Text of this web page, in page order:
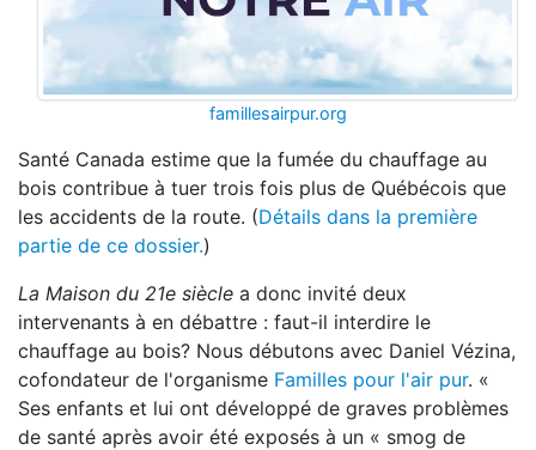
famillesairpur.org
Santé Canada estime que la fumée du chauffage au
bois contribue à tuer trois fois plus de Québécois que
les accidents de la route. (Détails dans la première
partie de ce dossier.)
La Maison du 21e siècle a donc invité deux
intervenants à en débattre : faut-il interdire le
chauffage au bois? Nous débutons avec Daniel Vézina,
cofondateur de l'organisme Familles pour l'air pur. «
Ses enfants et lui ont développé de graves problèmes
de santé après avoir été exposés à un « smog de